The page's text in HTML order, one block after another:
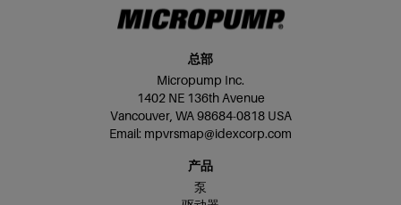
总部
Micropump Inc.
1402 NE 136th Avenue
Vancouver, WA 98684-0818 USA
Email: mpvrsmap@idexcorp.com
产品
泵